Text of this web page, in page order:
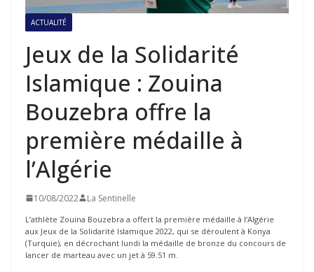
ACTUALITÉ
Jeux de la Solidarité
Islamique : Zouina
Bouzebra offre la
première médaille à
l’Algérie
10/08/2022 La Sentinelle
L’athlète Zouina Bouzebra a offert la première médaille à l’Algérie
aux Jeux de la Solidarité Islamique 2022, qui se déroulent à Konya
(Turquie), en décrochant lundi la médaille de bronze du concours de
lancer de marteau avec un jet à 59.51 m.